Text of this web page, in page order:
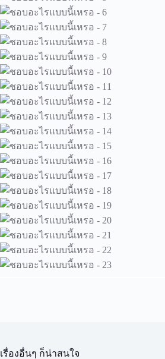
เรื่องอื่นๆ ก็น่าสนใจ